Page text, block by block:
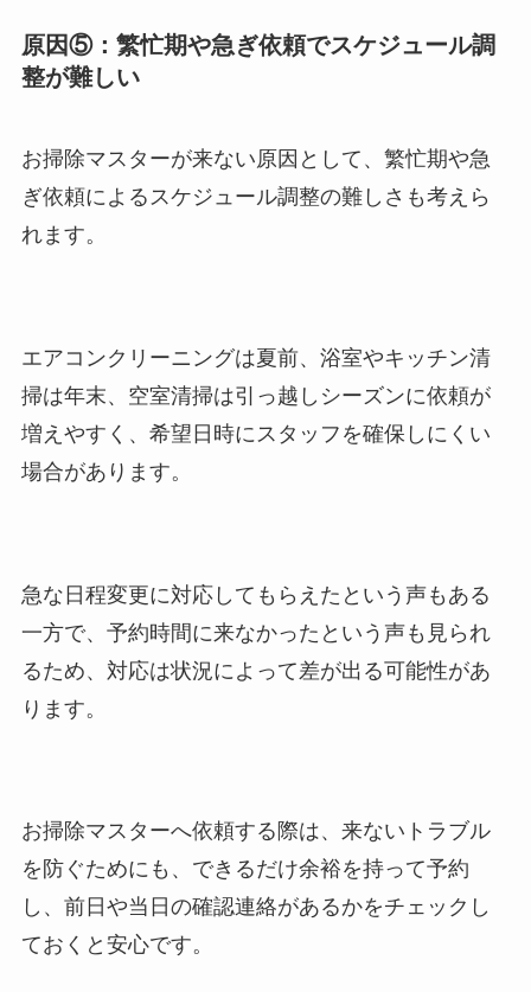
原因⑤：繁忙期や急ぎ依頼でスケジュール調
整が難しい
お掃除マスターが来ない原因として、繁忙期や急
ぎ依頼によるスケジュール調整の難しさも考えら
れます。
エアコンクリーニングは夏前、浴室やキッチン清
掃は年末、空室清掃は引っ越しシーズンに依頼が
増えやすく、希望日時にスタッフを確保しにくい
場合があります。
急な日程変更に対応してもらえたという声もある
一方で、予約時間に来なかったという声も見られ
るため、対応は状況によって差が出る可能性があ
ります。
お掃除マスターへ依頼する際は、来ないトラブル
を防ぐためにも、できるだけ余裕を持って予約
し、前日や当日の確認連絡があるかをチェックし
ておくと安心です。